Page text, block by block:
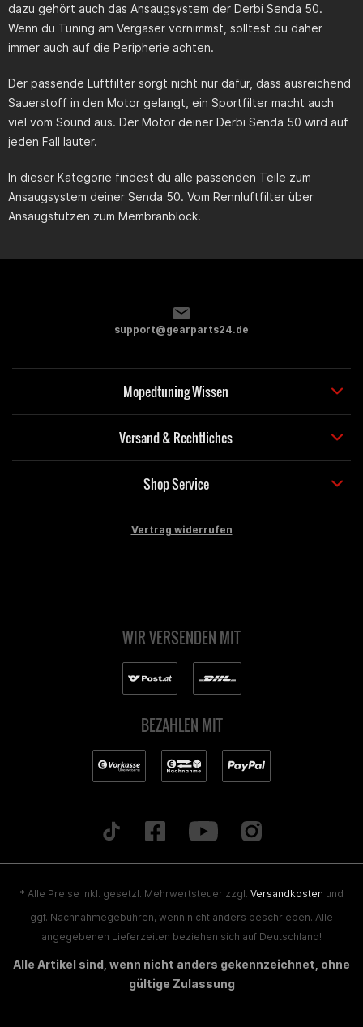
dazu gehört auch das Ansaugsystem der Derbi Senda 50.
Wenn du Tuning am Vergaser vornimmst, solltest du daher
immer auch auf die Peripherie achten.
Der passende Luftfilter sorgt nicht nur dafür, dass ausreichend
Sauerstoff in den Motor gelangt, ein Sportfilter macht auch
viel vom Sound aus. Der Motor deiner Derbi Senda 50 wird auf
jeden Fall lauter.
In dieser Kategorie findest du alle passenden Teile zum
Ansaugsystem deiner Senda 50. Vom Rennluftfilter über
Ansaugstutzen zum Membranblock.
support@gearparts24.de
Mopedtuning Wissen
Versand & Rechtliches
Shop Service
Vertrag widerrufen
WIR VERSENDEN MIT
BEZAHLEN MIT
* Alle Preise inkl. gesetzl. Mehrwertsteuer zzgl. Versandkosten und
ggf. Nachnahmegebühren, wenn nicht anders beschrieben. Alle
angegebenen Lieferzeiten beziehen sich auf Deutschland!
Alle Artikel sind, wenn nicht anders gekennzeichnet, ohne
gültige Zulassung